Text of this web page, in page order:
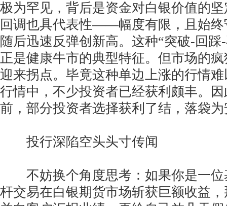
极为罕见，背后是资金对白银价值的
回调也具代表性——幅度有限，且始终
随后迅速反弹创新高。这种“突破-回踩
正是健康牛市的典型特征。但市场的
迎来拐点。毕竟这种单边上涨的行情
行情中，不少投资者已经获利颇丰。
前，部分投资者选择获利了结，落袋
投行深陷空头头寸传闻
不妨换个角度思考：如果你是一位
杆交易在白银期货市场斩获巨额收益